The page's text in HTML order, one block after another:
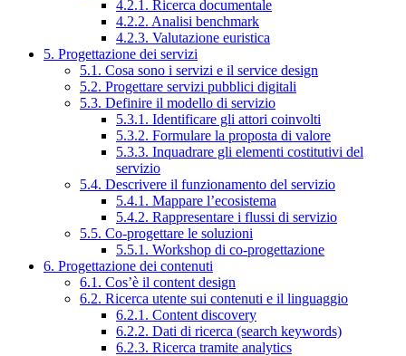
4.2.1. Ricerca documentale
4.2.2. Analisi benchmark
4.2.3. Valutazione euristica
5. Progettazione dei servizi
5.1. Cosa sono i servizi e il service design
5.2. Progettare servizi pubblici digitali
5.3. Definire il modello di servizio
5.3.1. Identificare gli attori coinvolti
5.3.2. Formulare la proposta di valore
5.3.3. Inquadrare gli elementi costitutivi del
servizio
5.4. Descrivere il funzionamento del servizio
5.4.1. Mappare l’ecosistema
5.4.2. Rappresentare i flussi di servizio
5.5. Co-progettare le soluzioni
5.5.1. Workshop di co-progettazione
6. Progettazione dei contenuti
6.1. Cos’è il content design
6.2. Ricerca utente sui contenuti e il linguaggio
6.2.1. Content discovery
6.2.2. Dati di ricerca (search keywords)
6.2.3. Ricerca tramite analytics